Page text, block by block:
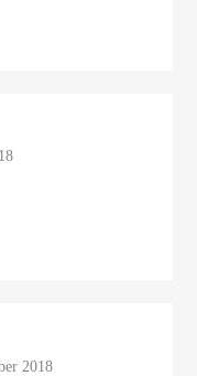
2018